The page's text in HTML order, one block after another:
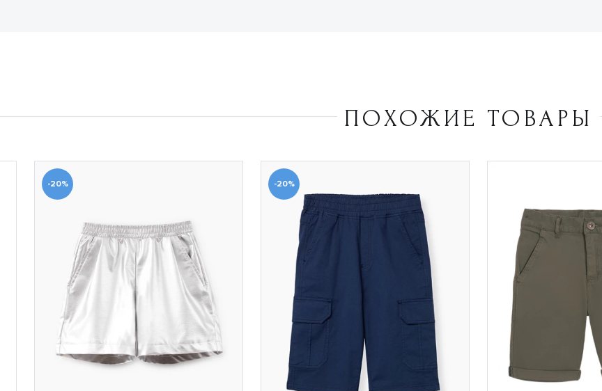
ПОХОЖИЕ ТОВАРЫ
-20% -20%